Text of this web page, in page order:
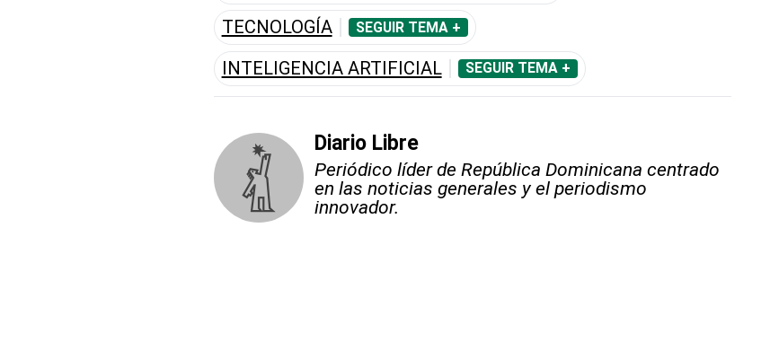
TECNOLOGÍA SEGUIR TEMA +
INTELIGENCIA ARTIFICIAL SEGUIR TEMA +
Diario Libre
Periódico líder de República Dominicana centrado
en las noticias generales y el periodismo
innovador.